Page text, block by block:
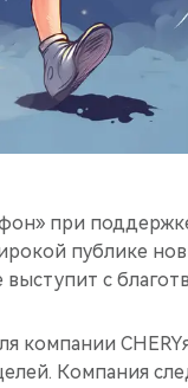
при
публике
выступит с
компании
Компания